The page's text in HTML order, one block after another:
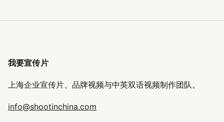
我要宣传片
上海企业宣传片、品牌视频与中英双语视频制作团队。
info@shootinchina.com